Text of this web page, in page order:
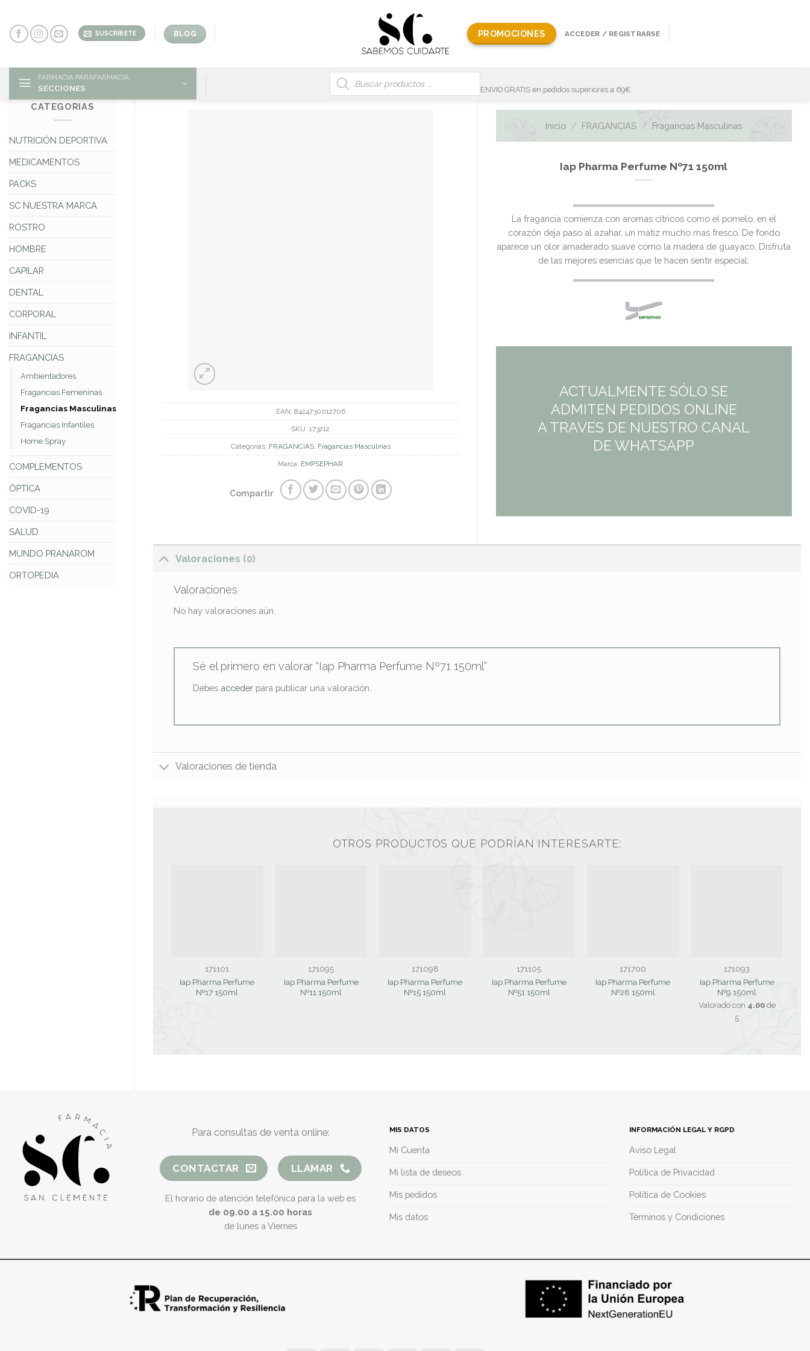
content
SUSCRÍBETE BLOG PROMOCIONES ACCEDER / REGISTRARSE
FARMACIA PARAFARMACIA
SECCIONES
Búsqueda
de
productos
ENVIO GRATIS en pedidos superiores a 69€
CATEGORIAS
NUTRICIÓN DEPORTIVA
MEDICAMENTOS
PACKS
SC NUESTRA MARCA
ROSTRO
HOMBRE
CAPILAR
DENTAL
CORPORAL
INFANTIL
FRAGANCIAS
Ambientadores
Fragancias Femeninas
Fragancias Masculinas
Fragancias Infantiles
Home Spray
COMPLEMENTOS
ÓPTICA
COVID-19
SALUD
MUNDO PRANAROM
ORTOPEDIA
EAN: 8424730012706
SKU:173212
Categorías: FRAGANCIAS, Fragancias Masculinas
Marca: EMPSEPHAR
Compartir
Inicio / FRAGANCIAS / Fragancias Masculinas
Iap Pharma Perfume Nº71 150ml
La fragancia comienza con aromas cítricos como el pomelo, en el
corazón deja paso al azahar, un matiz mucho mas fresco. De fondo
aparece un olor amaderado suave como la madera de guayaco. Disfruta
de las mejores esencias que te hacen sentir especial.
ACTUALMENTE SÓLO SE
ADMITEN PEDIDOS ONLINE
A TRAVES DE NUESTRO CANAL
DE WHATSAPP
Valoraciones (0)
Valoraciones
No hay valoraciones aún.
Sé el primero en valorar “Iap Pharma Perfume Nº71 150ml”
Debes accederpara publicar una valoración.
Valoraciones de tienda
OTROS PRODUCTOS QUE PODRÍAN INTERESARTE:
171101
Iap Pharma Perfume
Nº17 150ml
171095
Iap Pharma Perfume
Nº11 150ml
171098
Iap Pharma Perfume
Nº15 150ml
171105
Iap Pharma Perfume
Nº51 150ml
171700
Iap Pharma Perfume
Nº28 150ml
171093
Iap Pharma Perfume
Nº9 150ml
Valorado con 4.00de
5
Para consultas de venta online:
CONTACTAR LLAMAR
El horario de atención telefónica para la web es
de 09.00 a 15.00 horas
de lunes a Viernes
MIS DATOS
Mi Cuenta
Mi lista de deseos
Mis pedidos
Mis datos
INFORMACIÓN LEGAL Y RGPD
Aviso Legal
Política de Privacidad
Política de Cookies
Términos y Condiciones